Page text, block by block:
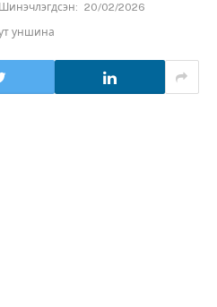
Шинэчлэгдсэн: 20/02/2026
уншина